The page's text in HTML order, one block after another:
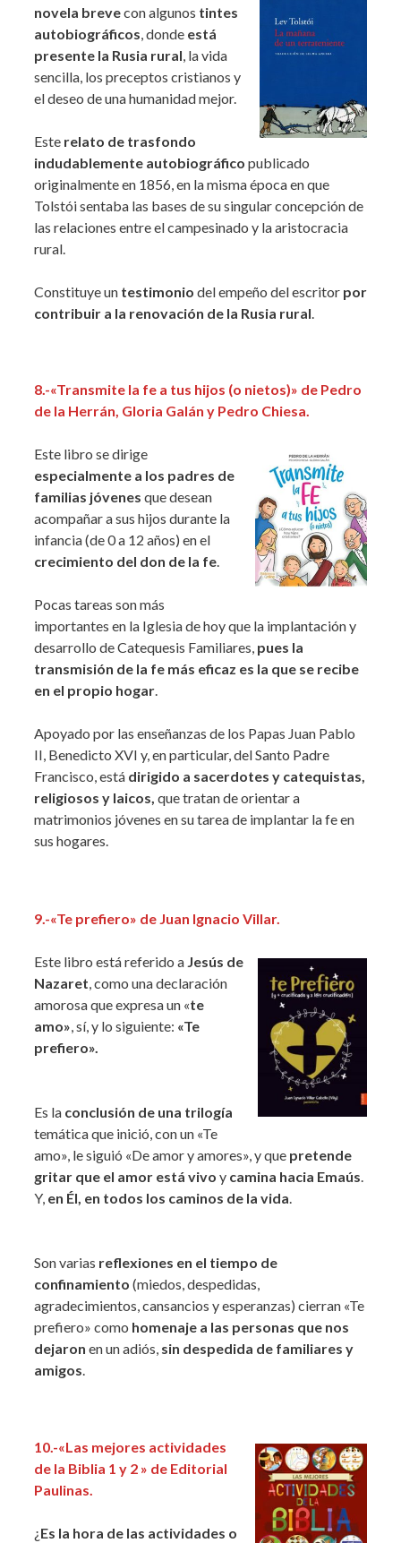
novela brevecon algunos tintes
autobiográficos, donde está
presente la Rusia rural, la vida
sencilla, los preceptos cristianos y
el deseo de una humanidad mejor.
Este relato de trasfondo
indudablemente autobiográfico publicado
originalmente en 1856, en la misma época en que
Tolstói sentaba las bases de su singular concepción de
las relaciones entre el campesinado y la aristocracia
rural.
Constituye un testimonio del empeño del escritor por
contribuir a la renovación de la Rusia rural.
8.-«Transmite la fe a tus hijos (o nietos)» de Pedro
de la Herrán, Gloria Galán y Pedro Chiesa.
Este libro se dirige
especialmente a los padres de
familias jóvenes que desean
acompañar a sus hijos durante la
infancia (de 0 a 12 años) en el
crecimiento del don de la fe.
Pocas tareas son más
importantes en la Iglesia de hoy que la implantación y
desarrollo de Catequesis Familiares, pues la
transmisión de la fe más eficaz es la que se recibe
en el propio hogar.
Apoyado por las enseñanzas de los Papas Juan Pablo
II, Benedicto XVI y, en particular, del Santo Padre
Francisco, está dirigido a sacerdotes y catequistas,
religiosos y laicos, que tratan de orientar a
matrimonios jóvenes en su tarea de implantar la fe en
sus hogares.
9.-«Te prefiero» de Juan Ignacio Villar.
Este libro está referido a Jesús de
Nazaret, como una declaración
amorosa que expresa un «te
amo», sí, y lo siguiente: «Te
prefiero».
Es la conclusión de una trilogía
temática que inició, con un «Te
amo», le siguió «De amor y amores», y que pretende
gritar que el amor está vivo y camina hacia Emaús.
Y, en Él, en todos los caminos de la vida.
Son varias reflexiones en el tiempo de
confinamiento (miedos, despedidas,
agradecimientos, cansancios y esperanzas) cierran «Te
prefiero» como homenaje a las personas que nos
dejaron en un adiós, sin despedida de familiares y
amigos.
10.-«Las mejores actividades
de la Biblia 1 y 2 » de Editorial
Paulinas.
¿Es la hora de las actividades o